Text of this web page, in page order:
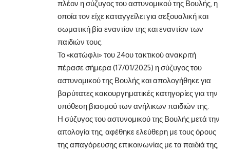
πλέον η σύζυγος τουαστυνομικούτης Βουλής , η
οποία τον είχε καταγγείλει για σεξουαλική και
σωματική βία εναντίον της και εναντίον των
παιδιών τους.
Το «κατώφλι» του 24ου τακτικού ανακριτή
πέρασε σήμερα (17/01/2025) η σύζυγος του
αστυνομικού της Βουλής και απολογήθηκε για
βαρύτατες κακουργηματικές κατηγορίες για την
υπόθεση βιασμού των ανήλικων παιδιών της.
Η σύζυγος του αστυνομικού της Βουλής μετά την
απολογία της, αφέθηκε ελεύθερη με τους όρους
της απαγόρευσης επικοινωνίας με τα παιδιά της,